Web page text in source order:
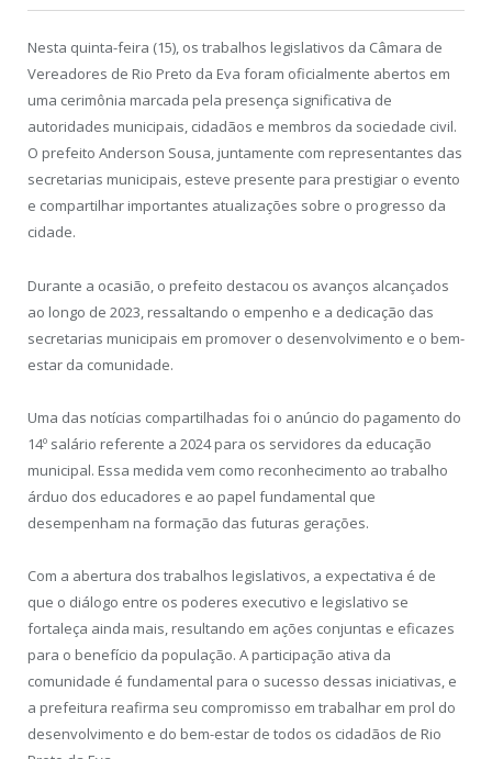
Nesta quinta-feira (15), os trabalhos legislativos da Câmara de
Vereadores de Rio Preto da Eva foram oficialmente abertos em
uma cerimônia marcada pela presença significativa de
autoridades municipais, cidadãos e membros da sociedade civil.
O prefeito Anderson Sousa, juntamente com representantes das
secretarias municipais, esteve presente para prestigiar o evento
e compartilhar importantes atualizações sobre o progresso da
cidade.
Durante a ocasião, o prefeito destacou os avanços alcançados
ao longo de 2023, ressaltando o empenho e a dedicação das
secretarias municipais em promover o desenvolvimento e o bem-
estar da comunidade.
Uma das notícias compartilhadas foi o anúncio do pagamento do
14º salário referente a 2024 para os servidores da educação
municipal. Essa medida vem como reconhecimento ao trabalho
árduo dos educadores e ao papel fundamental que
desempenham na formação das futuras gerações.
Com a abertura dos trabalhos legislativos, a expectativa é de
que o diálogo entre os poderes executivo e legislativo se
fortaleça ainda mais, resultando em ações conjuntas e eficazes
para o benefício da população. A participação ativa da
comunidade é fundamental para o sucesso dessas iniciativas, e
a prefeitura reafirma seu compromisso em trabalhar em prol do
desenvolvimento e do bem-estar de todos os cidadãos de Rio